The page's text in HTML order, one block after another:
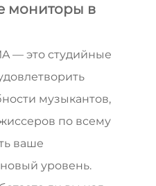
мониторы в
— это студийные
музыкантов,
по всему
ваше
уровень.